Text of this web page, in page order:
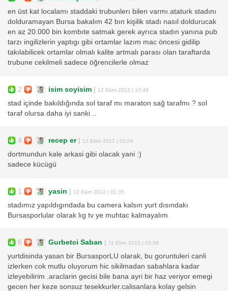
en üst kat localamı staddaki trubunlerı bilen varmı.ataturk stadını
dolduramayan Bursa bakalım 42 bın kişilik stadı nasıl doldurucak
en az 20.000 bin kombıte satmak gerek ayrıca stadın yanına pub
tarzı ingilizlerin yaptıgı gibi ortamlar lazım mac öncesi gidilip
takılabilicek ortamlar olmalı kalite artmalı parası olan taraftarda
trubune cekilmeli sadece öğrencilerle olmaz
2 isim soyisim | 12 Ekim 2012 | 10:49
stad içinde bakıldığında sol taraf mı maraton sağ tarafmı ? sol
taraf olursa daha iyi sanki ..
4 recep er| 12 Ekim 2012 | 02:04
dortmundun kale arkasi gibi olacak yani :)
sadece kücügü
1 yasin | 12 Ekim 2012 | 01:35
stadımız yapıldıgındada bu camera kalsın yurt dısındakı
Bursasporlular olarak lıg tv ye muhtac kalmayalım
6 Gurbetci Saban | 11 Ekim 2012 | 23:39
yurtdisinda yasan bir BursasporLU olarak, bu goruntuleri canli
izlerken cok mutlu oluyorum hic sikilmadan sabahlara kadar
izleyebilirim .araclarin gecisi bile bana ayri bir haz veriyor emegi
gecen her keze sonsuz tesekkurler.calisanlara kolay gelsin